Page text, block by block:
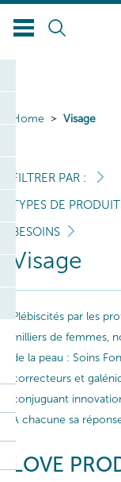
Home Visage
FILTRER PAR :
TYPES DE
BESOINS
Visage
Plébiscités par les
milliers de femmes,
de la peau : Soins
correcteurs et
conjuguant
A chacune sa
LOVE